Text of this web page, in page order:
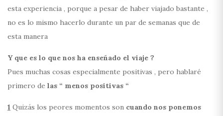
esta experiencia , porque a pesar de haber viajado bastante ,
no es lo mismo hacerlo durante un par de semanas que de
esta manera
Y que es lo que nos ha enseñado el viaje ?
Pues muchas cosas especialmente positivas , pero hablaré
primero de las “ menos positivas “
1 Quizás los peores momentos son cuando nos ponemos